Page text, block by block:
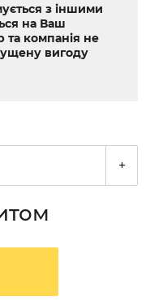
з іншими
на Ваш
та компанія не
вигоду
+